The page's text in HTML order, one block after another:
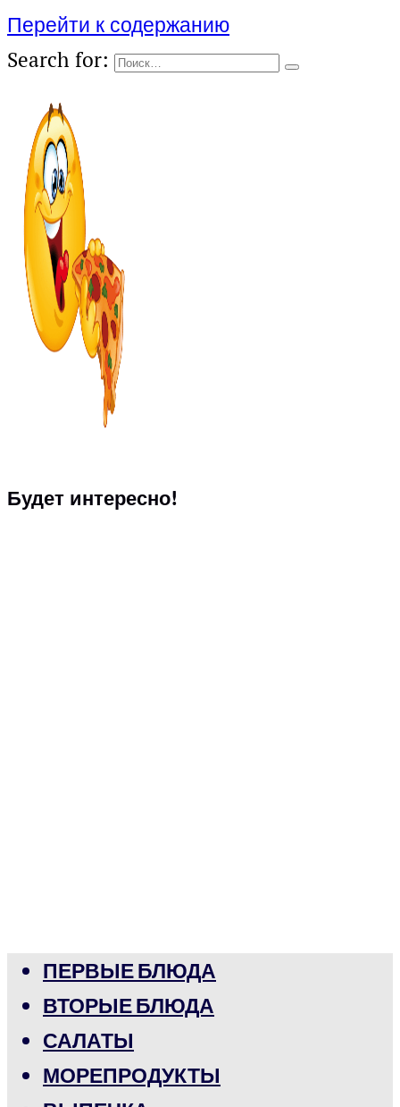
Перейти к содержанию
Search for:
Будет интересно!
ПЕРВЫЕ БЛЮДА
ВТОРЫЕ БЛЮДА
САЛАТЫ
МОРЕПРОДУКТЫ